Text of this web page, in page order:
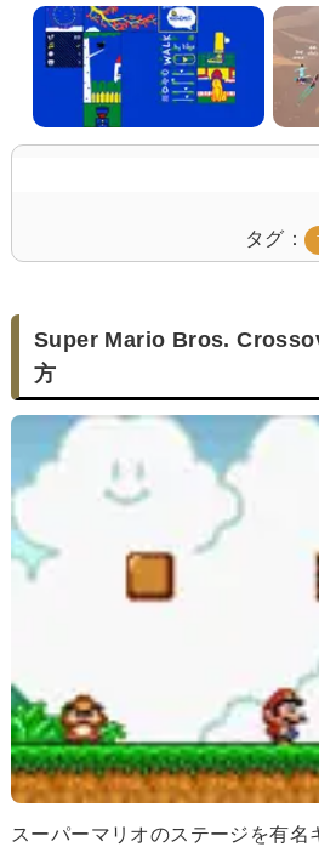
タグ
Super Mario Bros.
方
スーパーマリオのステージを有名